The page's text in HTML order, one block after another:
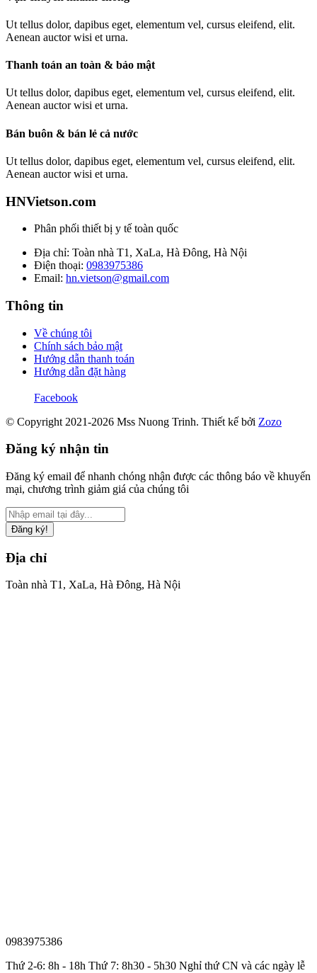
Ut tellus dolor, dapibus eget, elementum vel, cursus eleifend, elit.
Aenean auctor wisi et urna.
Thanh toán an toàn & bảo mật
Ut tellus dolor, dapibus eget, elementum vel, cursus eleifend, elit.
Aenean auctor wisi et urna.
Bán buôn & bán lẻ cả nước
Ut tellus dolor, dapibus eget, elementum vel, cursus eleifend, elit.
Aenean auctor wisi et urna.
HNVietson.com
Phân phối thiết bị y tế toàn quốc
Địa chỉ: Toàn nhà T1, XaLa, Hà Đông, Hà Nội
Điện thoại: 0983975386
Email: hn.vietson@gmail.com
Thông tin
Về chúng tôi
Chính sách bảo mật
Hướng dẫn thanh toán
Hướng dẫn đặt hàng
Facebook
© Copyright 2021-2026 Mss Nuong Trinh. Thiết kế bởi Zozo
Đăng ký nhận tin
Đăng ký email để nhanh chóng nhận được các thông báo về khuyến
mại, chương trình giảm giá của chúng tôi
Đăng ký!
Địa chỉ
Toàn nhà T1, XaLa, Hà Đông, Hà Nội
0983975386
Thứ 2-6: 8h - 18h Thứ 7: 8h30 - 5h30 Nghỉ thứ CN và các ngày lễ